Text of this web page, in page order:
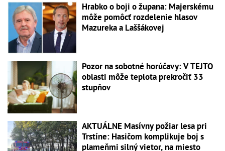
Hrabko o boji o župana: Majerskému
môže pomôcť rozdelenie hlasov
Mazureka a Laššákovej
Pozor na sobotné horúčavy: V TEJTO
oblasti môže teplota prekročiť 33
stupňov
AKTUÁLNE Masívny požiar lesa pri
Trstíne: Hasičom komplikuje boj s
plameňmi silný vietor, na miesto